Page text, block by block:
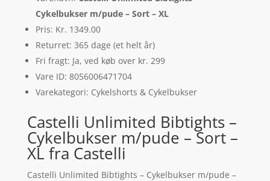
Cykelbukser m/pude – Sort – XL
Pris: Kr. 1349.00
Returret: 365 dage (et helt år)
Fri fragt: Ja, ved køb over kr. 299
Vare ID: 8056006471704
Varekategori: Cykelshorts & Cykelbukser
Castelli Unlimited Bibtights –
Cykelbukser m/pude – Sort –
XL fra Castelli
Castelli Unlimited Bibtights – Cykelbukser m/pude –